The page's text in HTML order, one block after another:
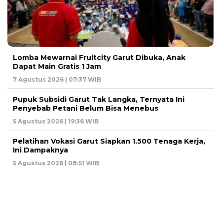
Lomba Mewarnai Fruitcity Garut Dibuka, Anak
Dapat Main Gratis 1 Jam
7 Agustus 2026 | 07:37 WIB
Pupuk Subsidi Garut Tak Langka, Ternyata Ini
Penyebab Petani Belum Bisa Menebus
5 Agustus 2026 | 19:36 WIB
Pelatihan Vokasi Garut Siapkan 1.500 Tenaga Kerja,
Ini Dampaknya
5 Agustus 2026 | 08:51 WIB